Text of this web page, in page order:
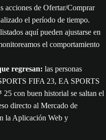
acciones de Ofertar/Comprar
el período de tiempo.
aquí pueden ajustarse en
el comportamiento
regresan: las personas
FIFA 23, EA SPORTS
con buen historial se saltan el
directo al Mercado de
la Aplicación Web y